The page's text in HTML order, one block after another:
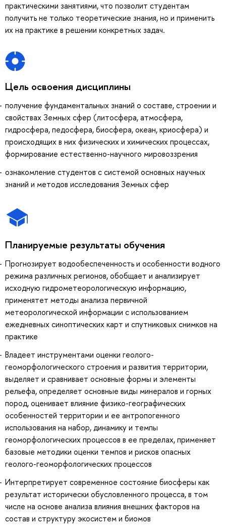
практическими занятиями, что позволит студентам
получить не только теоретические знания, но и применить
их на практике в решении конкретных задач.
Цель освоения дисциплины
получение фундаментальных знаний о составе, строении и
свойствах Земных сфер (литосфера, атмосфера,
гидросфера, педосфера, биосфера, океан, криосфера) и
происходящих в них физических и химических процессах,
формирование естественно-научного мировоззрения
ознакомление студентов с системой основных научных
знаний и методов исследования Земных сфер
Планируемые результаты обучения
Прогнозирует водообеспеченность и особенности водного
режима различных регионов, обобщает и анализирует
исходную гидрометеорологическую информацию,
применятет методы анализа первичной
метеорологической информации с использованием
ежедневных синоптических карт и спутниковых снимков на
практике
Владеет инструментами оценки геолого-
геоморфологического строения и развития территории,
выделяет и сравнивает основные формы и элементы
рельефа, определяет основные виды минералов и горных
пород, оценивает влияние физико-географических
особенностей территории и ее антропогенного
использования на набор, динамику и темпы
геоморфологических процессов в ее пределах, применяет
базовые методики оценки темпов и рисков опасных
геолого-геоморфологических процессов
Интерпретирует современное состояние биосферы как
результат исторически обусловленного процесса, в том
числе на основе анализа влияния внешних факторов на
состав и структуру экосистем и биомов